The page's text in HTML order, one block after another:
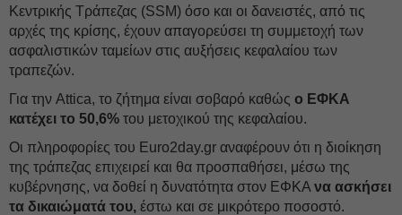
Κεντρικής Τράπεζας (SSM) όσο και οι δανειστές, από τις
αρχές της κρίσης, έχουν απαγορεύσει τη συμμετοχή των
ασφαλιστικών ταμείων στις αυξήσεις κεφαλαίου των
τραπεζών.
Για την Attica, το ζήτημα είναι σοβαρό καθώς ο ΕΦΚΑ
κατέχει το 50,6% του μετοχικού της κεφαλαίου.
Οι πληροφορίες του Euro2day.gr αναφέρουν ότι η διοίκηση
της τράπεζας επιχειρεί και θα προσπαθήσει, μέσω της
κυβέρνησης, να δοθεί η δυνατότητα στον ΕΦΚΑ να ασκήσει
τα δικαιώματά του, έστω και σε μικρότερο ποσοστό.